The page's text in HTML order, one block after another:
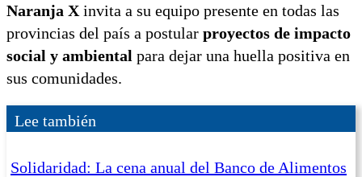
Naranja X invita a su equipo presente en todas las
provincias del país a postular proyectos de impacto
social y ambiental para dejar una huella positiva en
sus comunidades.
Lee también
Solidaridad: La cena anual del Banco de Alimentos